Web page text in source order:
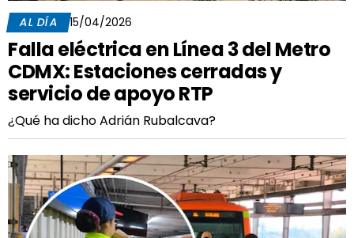
AL DÍA 15/04/2026
Falla eléctrica en Línea 3 del Metro
CDMX: Estaciones cerradas y
servicio de apoyo RTP
¿Qué ha dicho Adrián Rubalcava?